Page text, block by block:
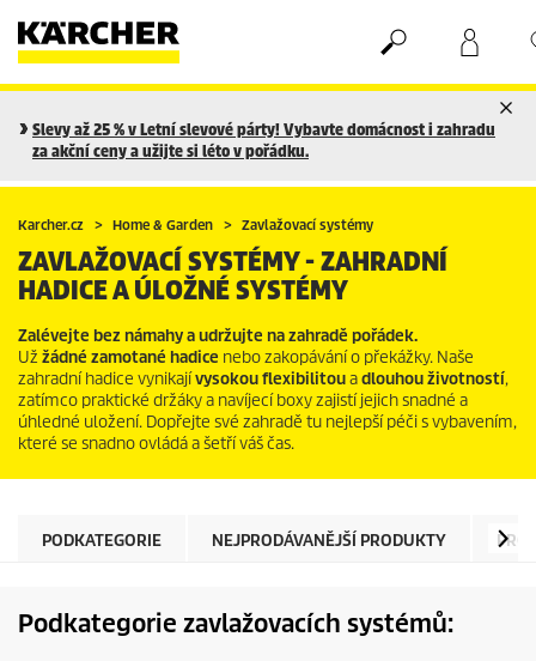
Nákupní košík
Seznam oblíbených produktů
Slevy až 25 % v Letní slevové párty! Vybavte domácnost i zahradu
za akční ceny a užijte si léto v pořádku.
Karcher.cz Home & Garden Zavlažovací systémy
ZAVLAŽOVACÍ SYSTÉMY - ZAHRADNÍ
HADICE A ÚLOŽNÉ SYSTÉMY
Zalévejte bez námahy a udržujte na zahradě pořádek.
Už žádné zamotané hadice nebo zakopávání o překážky. Naše
zahradní hadice vynikajívysokouflexibilitouadlouhouživotností,
zatímco praktické držáky a navíjecí boxy zajistí jejich snadné a
úhledné uložení. Dopřejte své zahradě tu nejlepší péči s vybavením,
které se snadno ovládá a šetří váš čas.
PODKATEGORIE NEJPRODÁVANĚJŠÍ PRODUKTY
Podkategorie zavlažovacích systémů: